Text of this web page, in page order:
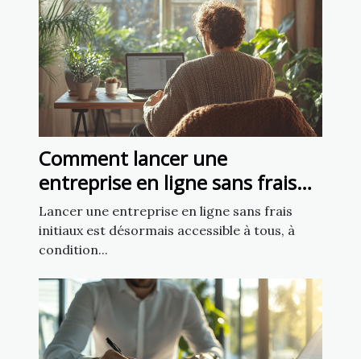
Comment lancer une
entreprise en ligne sans frais
initiaux ?
Lancer une entreprise en ligne sans frais
initiaux est désormais accessible à tous, à
condition...